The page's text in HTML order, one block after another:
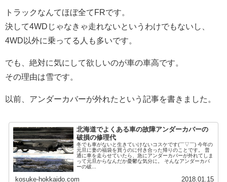
トラックなんてほぼ全てFRです。
決して4WDじゃなきゃ走れないというわけでもないし、
4WD以外に乗ってる人も多いです。
でも、絶対に気にして欲しいのが車の車高です。
その理由は雪です。
以前、アンダーカバーが外れたという記事を書きました。
北海道でよくある車の故障アンダーカバーの
破損の修理代
冬でも車がないと生きていけないコスケです(￣▽￣) 今年の
元旦に妻の福袋を買うのに付き合った帰りのことです。 普
通に車を走らせていたら、急にアンダーカバーが外れてしま
って元旦からなんだか憂鬱な気分に。 そんなアンダーカバ
ーの破...
kosuke-hokkaido.com 2018.01.15